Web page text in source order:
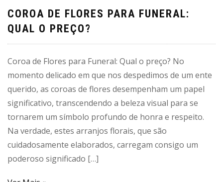
COROA DE FLORES PARA FUNERAL:
QUAL O PREÇO?
Coroa de Flores para Funeral: Qual o preço? No
momento delicado em que nos despedimos de um ente
querido, as coroas de flores desempenham um papel
significativo, transcendendo a beleza visual para se
tornarem um símbolo profundo de honra e respeito.
Na verdade, estes arranjos florais, que são
cuidadosamente elaborados, carregam consigo um
poderoso significado […]